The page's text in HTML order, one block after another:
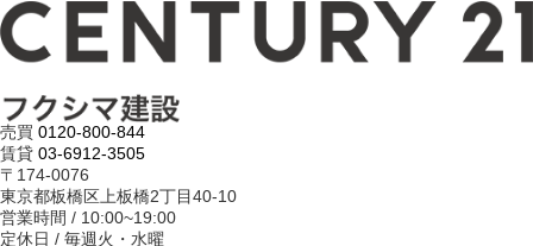
売買 0120-800-844
賃貸 03-6912-3505
〒174-0076
東京都板橋区上板橋2丁目40-10
営業時間 / 10:00~19:00
定休日 / 毎週火・水曜